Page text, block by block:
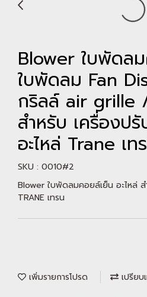
Blower ใบพัดล
ใบพัดลม Fan
กริลล์ air grille
สำหรับ เครื่องป
อะไหล่ Trane เท
SKU : 0010#2
Blower ใบพัดลมคอยล์เย็น อะไหล่ ส
TRANE เทรน
เพิ่มรายการโปรด เปรียบ